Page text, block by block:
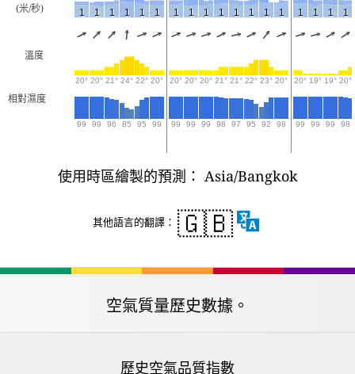
(米/秒)
1 1 1 1 1 1 1 1 1 1 1 1 1 1 1 1 1 1
溫度
20° 20° 21° 24° 22° 20° 20° 20° 20° 21° 21° 22° 23° 20° 20° 19° 19° 20°
相對濕度
99 99 96 85 95 99 99 99 99 98 97 95 92 98 99 99 99 98
使用時區繪製的預測： Asia/Bangkok
其他語言的翻譯： 🇬🇧
空氣質量歷史數據。
歷史空氣品質指數